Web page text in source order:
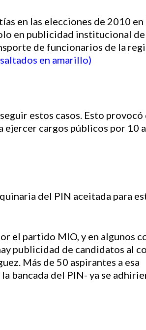
en las elecciones de 2010 en
en publicidad institucional de
de funcionarios de la
en amarillo)
estos casos. Esto provocó
cargos públicos por 10
del PIN aceitada para
el partido MIO, y en algunos
publicidad de candidatos al
Más de 50 aspirantes a esa
bancada del PIN- ya se